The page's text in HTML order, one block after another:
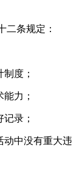
二条规定：
度；
力；
录；
动中没有重大违